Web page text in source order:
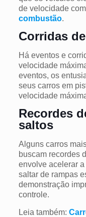
de velocidade
combustão.
Corridas
Há eventos e
velocidade
eventos, os
seus carros em
velocidade
Recordes
saltos
Alguns carros
buscam recordes
envolve acelerar
saltar de rampas
demonstração
controle.
Leia também: